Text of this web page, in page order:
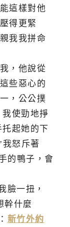
這樣對他
得更緊
我我拼命
，他說從
些惡心的
，公公撲
使勁地掙
起她的下
怒斥著
的鴨子，會
臉一扭，
幹什麼
新竹外約